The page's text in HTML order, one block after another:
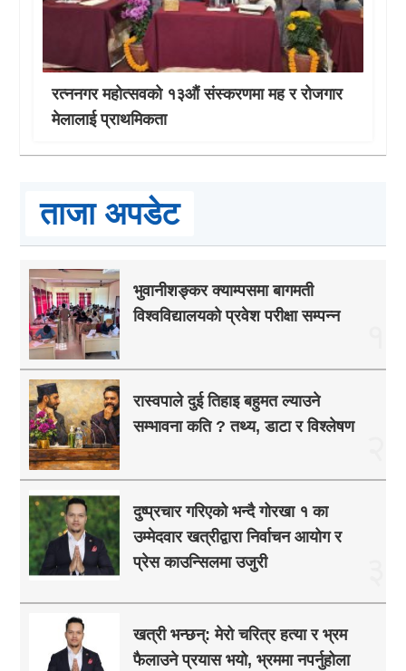
रत्ननगर महोत्सवको १३औं संस्करणमा मह र रोजगार
मेलालाई प्राथमिकता
ताजा अपडेट
भुवानीशङ्कर क्याम्पसमा बागमती
विश्वविद्यालयको प्रवेश परीक्षा सम्पन्न
रास्वपाले दुई तिहाइ बहुमत ल्याउने
सम्भावना कति ? तथ्य, डाटा र विश्लेषण
दुष्प्रचार गरिएको भन्दै गोरखा १ का
उम्मेदवार खत्रीद्वारा निर्वाचन आयोग र
प्रेस काउन्सिलमा उजुरी
खत्री भन्छन्: मेरो चरित्र हत्या र भ्रम
फैलाउने प्रयास भयो, भ्रममा नपर्नुहोला